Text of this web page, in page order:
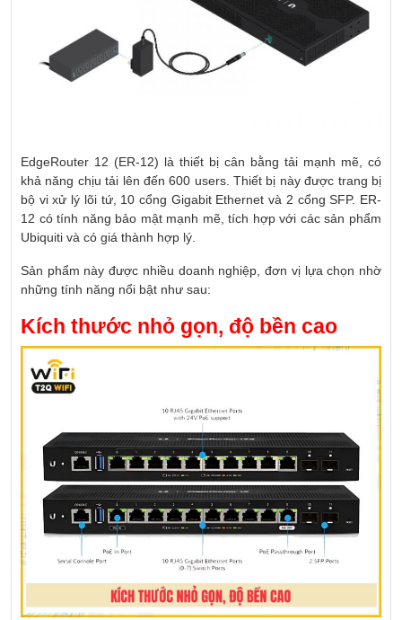
EdgeRouter 12 (ER-12) là thiết bị cân bằng tải mạnh mẽ, có
khả năng chịu tải lên đến 600 users. Thiết bị này được trang bị
bộ vi xử lý lõi tứ, 10 cổng Gigabit Ethernet và 2 cổng SFP. ER-
12 có tính năng bảo mật mạnh mẽ, tích hợp với các sản phẩm
Ubiquiti và có giá thành hợp lý.
Sản phẩm này được nhiều doanh nghiệp, đơn vị lựa chọn nhờ
những tính năng nổi bật như sau:
Kích thước nhỏ gọn, độ bền cao